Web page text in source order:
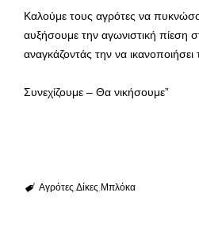
Καλούμε τους αγρότες να
αυξήσουμε την αγωνιστική πίεση
αναγκάζοντάς την να ικανοποιήσει
Συνεχίζουμε – Θα νικήσουμε”
Αγρότες Δίκες Μπλόκα